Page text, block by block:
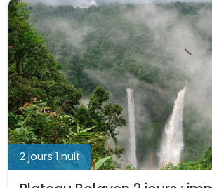
2 jours 1 nuit